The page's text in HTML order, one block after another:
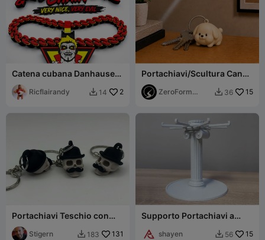
Catena cubana Danhausen
– Molto bello, molto
stampabile WWE
Ricflairandy  14 2
Portachiavi/Scultura Cane
Blob a Coda Tonda
ZeroForm
 36 15
Portachiavi Teschio con
Cappello
Stigern  183 131
Supporto Portachiavi a
Scatto / Blocco
shayen  56 15